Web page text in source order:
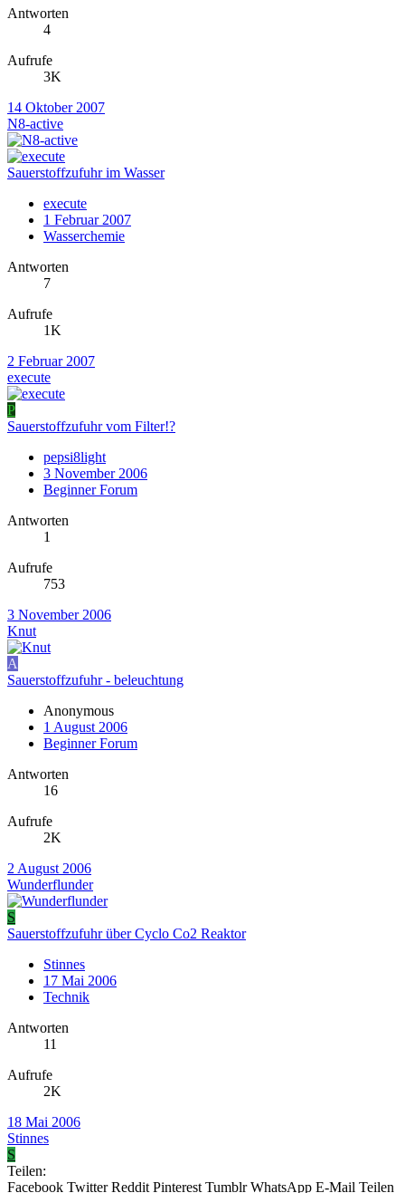
Antworten
4
Aufrufe
3K
14 Oktober 2007
N8-active
Sauerstoffzufuhr im Wasser
execute
1 Februar 2007
Wasserchemie
Antworten
7
Aufrufe
1K
2 Februar 2007
execute
P
Sauerstoffzufuhr vom Filter!?
pepsi8light
3 November 2006
Beginner Forum
Antworten
1
Aufrufe
753
3 November 2006
Knut
A
Sauerstoffzufuhr - beleuchtung
Anonymous
1 August 2006
Beginner Forum
Antworten
16
Aufrufe
2K
2 August 2006
Wunderflunder
S
Sauerstoffzufuhr über Cyclo Co2 Reaktor
Stinnes
17 Mai 2006
Technik
Antworten
11
Aufrufe
2K
18 Mai 2006
Stinnes
S
Teilen:
Facebook Twitter Reddit Pinterest Tumblr WhatsApp E-Mail Teilen